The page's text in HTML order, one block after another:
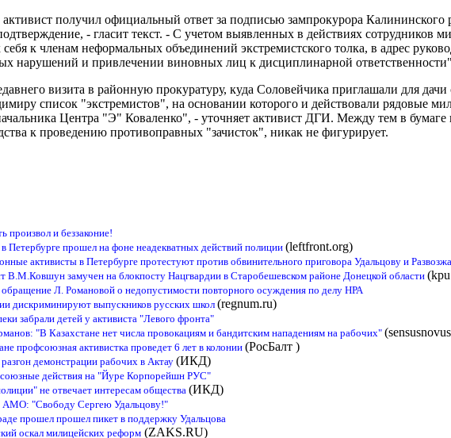
активист получил официальный ответ за подписью зампрокурора
- гласит текст. - С учетом выявленных в действиях сотрудников
к членам неформальных объединений экстремистского толка, в адрес
нарушений и привлечении виновных лиц к дисциплинарной
визита в районную прокуратуру, куда Соловейчика приглашали для
список "экстремистов", на основании которого и действовали рядовые
Центра "Э" Коваленко", - уточняет активист ДГИ. Между тем в
к проведению противоправных "зачисток", никак не фигурирует.
произвол и беззаконие!
Петербурге прошел на фоне неадекватных действий полиции (leftfront.org)
активисты в Петербурге протестуют против обвинительного приговора Удальцову и
В.М.Ковшун замучен на блокпосту Нацгвардии в Старобешевском районе Донецкой области
Л. Романовой о недопустимости повторного осуждения по делу НРА
дискриминируют выпускников русских школ (regnum.ru)
забрали детей у активиста "Левого фронта"
"В Казахстане нет числа провокациям и бандитским нападениям на рабочих"
профсоюзная активистка проведет 6 лет в колонии (РосБалт )
демонстрации рабочих в Актау (ИКД)
действия на "Йуре Корпорейшн РУС"
не отвечает интересам общества (ИКД)
АМО: "Свободу Сергею Удальцову!"
прошел прошел пикет в поддержку Удальцова
оскал милицейских реформ (ZAKS.RU)